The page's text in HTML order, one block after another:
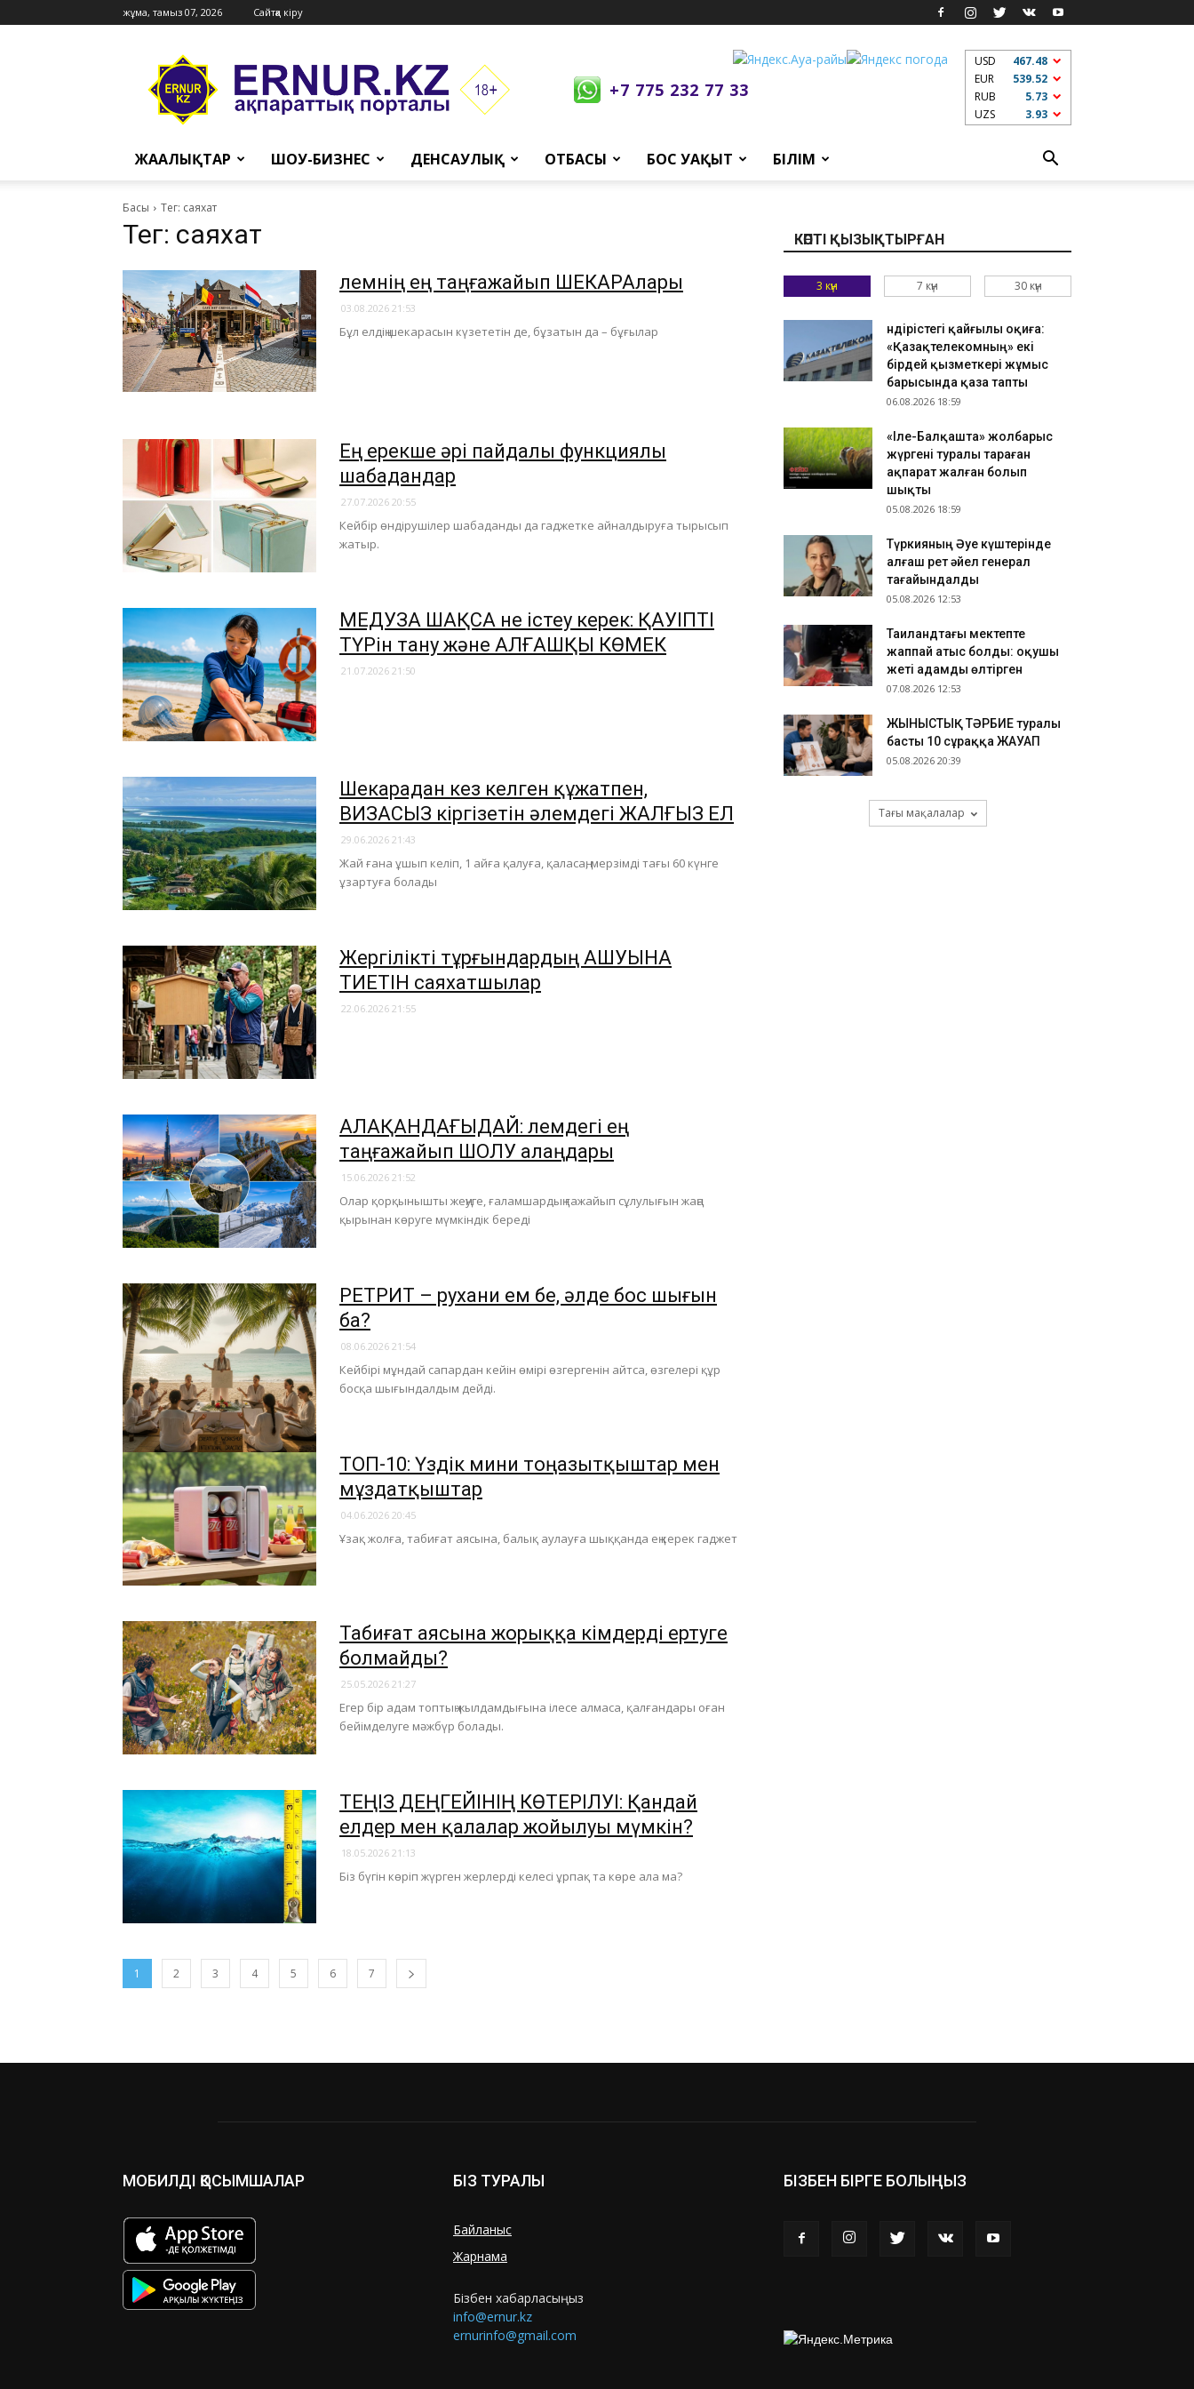
жұма, тамыз 07, 2026 Сайтқа кіру
Ernur
Press
+7 775 232 77 33
USD
467.48
EUR
539.52
RUB
5.73
UZS
3.93
ЖАҢАЛЫҚТАР ШОУ-БИЗНЕС ДЕНСАУЛЫҚ ОТБАСЫ БОС УАҚЫТ БІЛІМ
Басы Тег: саяхат
Тег: саяхат
​Әлемнің ең таңғажайып ШЕКАРАлары
03.08.2026 21:53
Бұл елдің шекарасын күзететін де, бұзатын да – бұғылар
​Ең ерекше әрі пайдалы функциялы
шабадандар
27.07.2026 20:55
Кейбір өндірушілер шабаданды да гаджетке айналдыруға тырысып
жатыр.
МЕДУЗА ШАҚСА не істеу керек: ҚАУІПТІ
ТҮРін тану және АЛҒАШҚЫ КӨМЕК
21.07.2026 21:50
Шекарадан кез келген құжатпен,
ВИЗАСЫЗ кіргізетін әлемдегі ЖАЛҒЫЗ ЕЛ
29.06.2026 21:43
Жай ғана ұшып келіп, 1 айға қалуға, қаласаң, мерзімді тағы 60 күнге
ұзартуға болады
Жергілікті тұрғындардың АШУЫНА
ТИЕТІН саяхатшылар
22.06.2026 21:55
АЛАҚАНДАҒЫДАЙ: Әлемдегі ең
таңғажайып ШОЛУ алаңдары
15.06.2026 21:52
Олар қорқынышты жеңуге, ғаламшардың ғажайып сұлулығын жаңа
қырынан көруге мүмкіндік береді
​РЕТРИТ – рухани ем бе, әлде бос шығын
ба?
08.06.2026 21:54
Кейбірі мұндай сапардан кейін өмірі өзгергенін айтса, өзгелері құр
босқа шығындалдым дейді.
ТОП-10: Үздік мини тоңазытқыштар мен
мұздатқыштар
04.06.2026 20:45
Ұзақ жолға, табиғат аясына, балық аулауға шыққанда ең керек гаджет
​Табиғат аясына жорыққа кімдерді ертуге
болмайды?
25.05.2026 21:27
Егер бір адам топтың жылдамдығына ілесе алмаса, қалғандары оған
бейімделуге мәжбүр болады.
​ТЕҢІЗ ДЕҢГЕЙІНІҢ КӨТЕРІЛУІ: Қандай
елдер мен қалалар жойылуы мүмкін?
18.05.2026 21:13
Біз бүгін көріп жүрген жерлерді келесі ұрпақ та көре ала ма?
1 2 3 4 5 6 7
КӨПТІ ҚЫЗЫҚТЫРҒАН
3 күн 7 күн 30 күн
Өндірістегі қайғылы оқиға:
«Қазақтелекомның» екі
бірдей қызметкері жұмыс
барысында қаза тапты
06.08.2026 18:59
«Іле-Балқашта» жолбарыс
жүргені туралы тараған
ақпарат жалған болып
шықты
05.08.2026 18:59
Түркияның Әуе күштерінде
алғаш рет әйел генерал
тағайындалды
05.08.2026 12:53
Таиландтағы мектепте
жаппай атыс болды: оқушы
жеті адамды өлтірген
07.08.2026 12:53
ЖЫНЫСТЫҚ ТӘРБИЕ туралы
басты 10 сұраққа ЖАУАП
05.08.2026 20:39
Тағы мақалалар
МОБИЛДІ ҚОСЫМШАЛАР БІЗ ТУРАЛЫ
Байланыс
Жарнама
Бізбен хабарласыңыз
info@ernur.kz
ernurinfo@gmail.com
БІЗБЕН БІРГЕ БОЛЫҢЫЗ